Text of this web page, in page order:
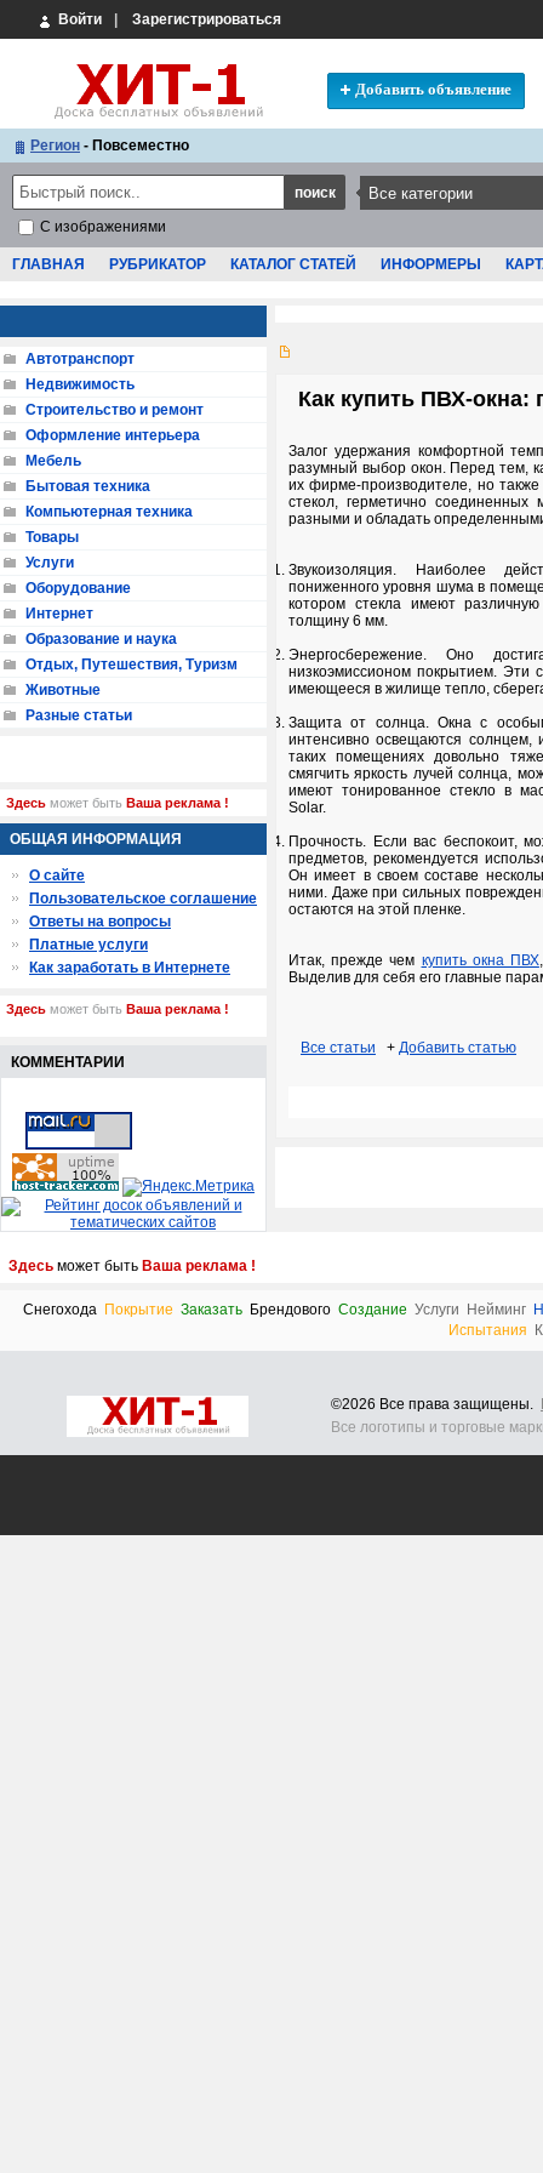
Войти Зарегистрироваться
Добавить объявление
Регион - Повсеместно
С изображениями
ГЛАВНАЯ РУБРИКАТОР КАТАЛОГ СТАТЕЙ ИНФОРМЕРЫ
Как купить ПВХ-окна:
Залог удержания комфортной
разумный выбор окон. Перед тем,
их фирме-производителе, но также
стекол, герметично соединенных
разными и обладать
Звукоизоляция. Наиболее
пониженного уровня шума в
котором стекла имеют
толщину 6 мм.
Энергосбережение. Оно
низкоэмиссионом покрытием. Эти
имеющееся в жилище тепло,
Защита от солнца. Окна с
интенсивно освещаются солнцем,
таких помещениях довольно
смягчить яркость лучей солнца,
имеют тонированное стекло в
Solar.
Прочность. Если вас беспокоит,
предметов, рекомендуется
Он имеет в своем составе
ними. Даже при сильных
остаются на этой пленке.
Итак, прежде чем купить окна ПВХ
Выделив для себя его главные
Все статьи + Добавить статью
Автотранспорт
Недвижимость
Строительство и ремонт
Оформление интерьера
Мебель
Бытовая техника
Компьютерная техника
Товары
Услуги
Оборудование
Интернет
Образование и наука
Отдых, Путешествия, Туризм
Животные
Разные статьи
Здесь может быть Ваша реклама !
ОБЩАЯ ИНФОРМАЦИЯ
О сайте
Пользовательское соглашение
Ответы на вопросы
Платные услуги
Как заработать в Интернете
Здесь может быть Ваша реклама !
КОММЕНТАРИИ
Здесь может быть Ваша реклама !
Снегохода Покрытие Заказать Брендового Создание Услуги Нейминг
Испытания
©2026 Все права защищены.
Все логотипы и торговые